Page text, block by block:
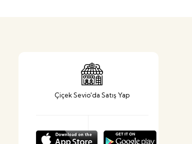
Çiçek Sevio'da Satış Yap